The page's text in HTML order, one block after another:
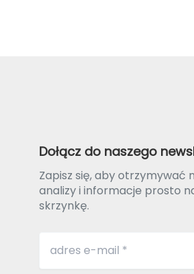
Dołącz do naszego
Zapisz się, aby otrzymywać
analizy i informacje prosto
skrzynkę.